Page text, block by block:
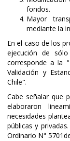
fondos.
Mayor
mediante la
En el caso de los
ejecución de
corresponde a la
Validación y
Chile".
Cabe señalar que
elaboraron
necesidades
públicas y
Ordinario N°